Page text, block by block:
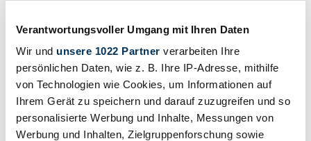
Verantwortungsvoller Umgang mit Ihren Daten
Wir und unsere 1022 Partner verarbeiten Ihre
persönlichen Daten, wie z. B. Ihre IP-Adresse, mithilfe
von Technologien wie Cookies, um Informationen auf
Ihrem Gerät zu speichern und darauf zuzugreifen und so
personalisierte Werbung und Inhalte, Messungen von
Werbung und Inhalten, Zielgruppenforschung sowie